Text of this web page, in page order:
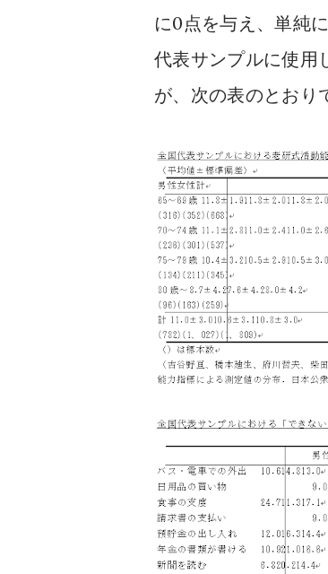
に0 点を与え、単純
代表サンプルに使用
が、次の表のとおり